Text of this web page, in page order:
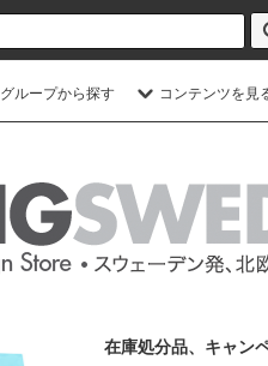
グループから探す コンテンツを見
在庫処分品、キャン